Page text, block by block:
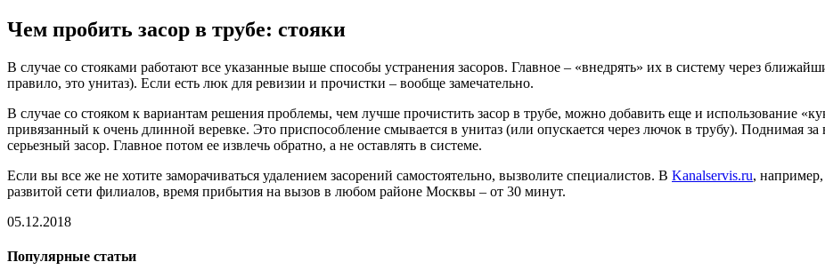
Чем пробить засор в трубе: стояки
В случае со стояками работают все указанные выше способы устранения засоров. Главное – «внедрять» их в систему через
правило, это унитаз). Если есть люк для ревизии и прочистки – вообще замечательно.
В случае со стояком к вариантам решения проблемы, чем лучше прочистить засор в трубе, можно добавить еще и использование
привязанный к очень длинной веревке. Это приспособление смывается в унитаз (или опускается через лючок в трубу). Поднимая
серьезный засор. Главное потом ее извлечь обратно, а не оставлять в системе.
Если вы все же не хотите заморачиваться удалением засорений самостоятельно, вызволите специалистов. В Kanalservis.ru,
развитой сети филиалов, время прибытия на вызов в любом районе Москвы – от 30 минут.
05.12.2018
Популярные статьи